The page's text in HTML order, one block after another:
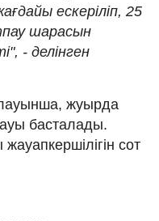
ескеріліп, 25
шарасын
- делінген
жуырда
басталады.
сот